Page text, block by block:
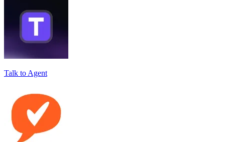
Talk to Agent